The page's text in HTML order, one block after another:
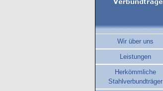
Wir über uns
Leistungen
Herkömmliche
Stahlverbundträger